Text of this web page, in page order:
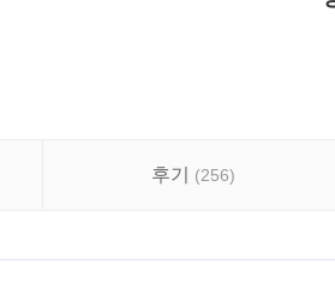
후기 (256)